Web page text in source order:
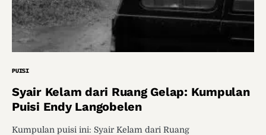
PUISI
Syair Kelam dari Ruang Gelap: Kumpulan
Puisi Endy Langobelen
Kumpulan puisi ini: Syair Kelam dari Ruang